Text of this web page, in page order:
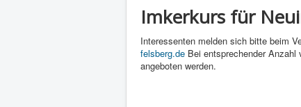
Imkerkurs für
Interessenten melden sich bitte beim
felsberg.de Bei entsprechender
angeboten werden.